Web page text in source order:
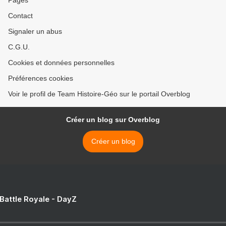
Contact
Signaler un abus
C.G.U.
Cookies et données personnelles
Préférences cookies
Voir le profil de Team Histoire-Géo sur le portail Overblog
Créer un blog sur Overblog
Créer un blog
Royale - DayZ